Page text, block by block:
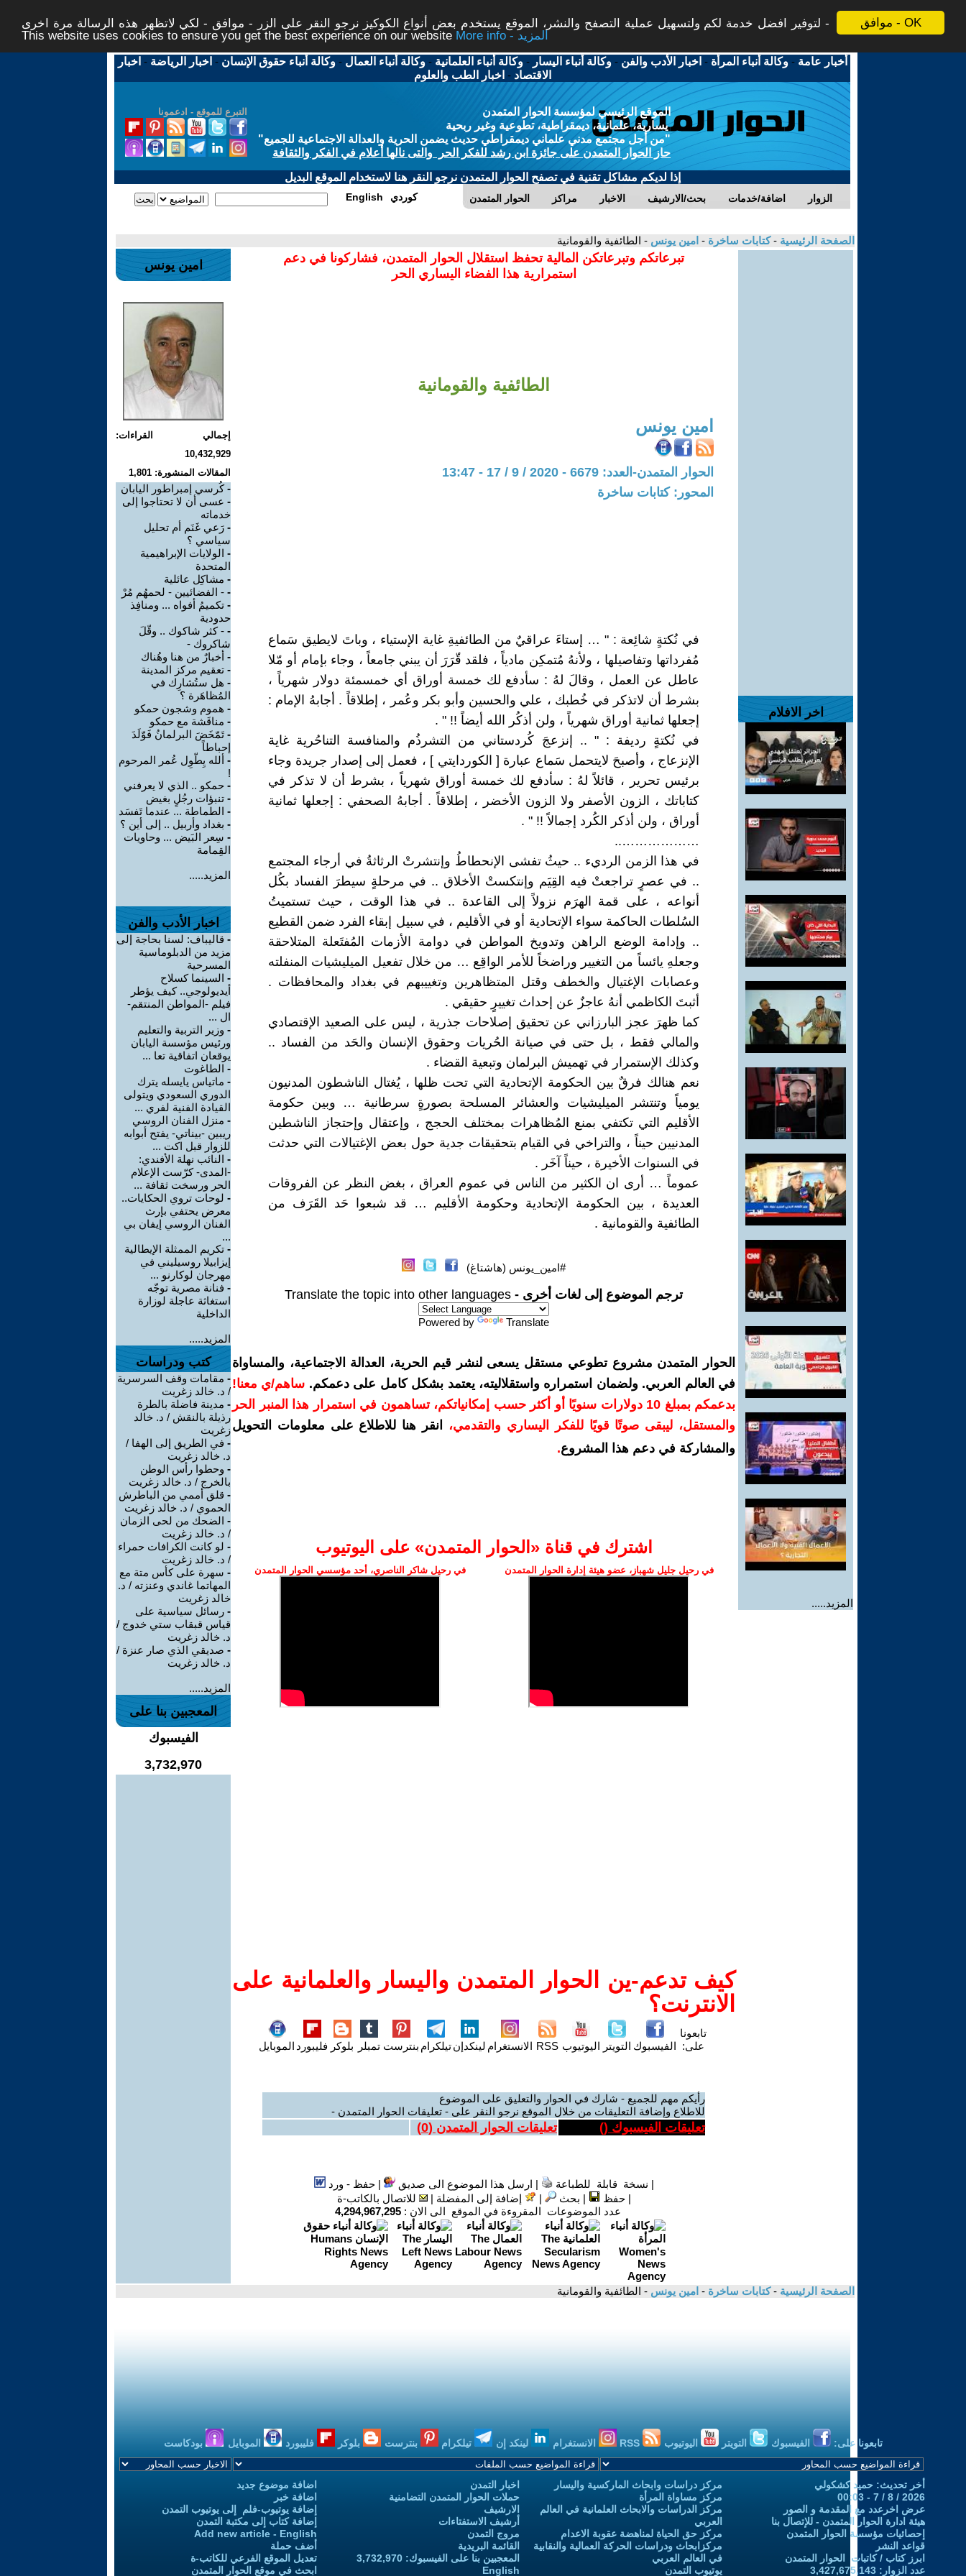
موافق - OK
لتوفير افضل خدمة لكم ولتسهيل عملية التصفح والنشر، الموقع يستخدم بعض أنواع الكوكيز نرجو النقر على الزر - موافق - لكي لاتظهر هذه الرسالة مرة اخرى -
This website uses cookies to ensure you get the best experience on our website
More info - المزيد
أخبار عامة -وكالة أنباء المرأة - اخبار الأدب والفن -وكالة أنباء اليسار -وكالة أنباء العلمانية -وكالة أنباء العمال -وكالة أنباء حقوق الإنسان - اخبار الرياضة - اخبار
الاقتصاد - اخبار الطب والعلوم
التبرع للموقع - ادعمونا
الموقع الرئيسي لمؤسسة الحوار المتمدن
يسارية، علمانية، ديمقراطية، تطوعية وغير ربحية
"من أجل مجتمع مدني علماني ديمقراطي حديث يضمن الحرية والعدالة الاجتماعية للجميع"
حاز الحوار المتمدن على جائزة ابن رشد للفكر الحر والتى نالها أعلام في الفكر والثقافة
إذا لديكم مشاكل تقنية في تصفح الحوار المتمدن نرجو النقر هنا لاستخدام الموقع البديل
الحوار المتمدن مراكز الاخبار بحث/الارشيف اضافة/خدمات الزوار English كوردي
الصفحة الرئيسية -كتابات ساخرة - امين يونس - الطائفية والقومانية
اخر الافلام
المزيد.....
تبرعاتكم وتبرعاتكن المالية تحفظ استقلال الحوار المتمدن، فشاركونا في دعم
استمرارية هذا الفضاء اليساري الحر
الطائفية والقومانية
امين يونس
الحوار المتمدن-العدد: 6679 - 2020 / 9 / 17 - 13:47
المحور: كتابات ساخرة
في نُكتةٍ شائِعة : " … إستاءَ عراقيٌ من الطائفيةِ غاية الإستياء ، وباتَ لايطيق سَماع
مُفرداتها وتفاصيلها ، ولأنهُ مُتمكِن مادياً ، فلقد قّرَرَ أن يبني جامعاً ، وجاء بإمام أو مّلا
عاطل عن العمل ، وقالَ لهُ : سأدفع لك خمسة أوراق أي خمسمئة دولار شهرياً ،
بشرط أن لاتذكر في خُطبك ، علي والحسين وأبو بكر وعُمر ، إطلاقاً . أجابهُ الإمام :
إجعلها ثمانية أوراق شهرياً ، ولن أذكُر الله أيضاً !! " .
في نُكتةٍ رديفة : " .. إنزعجَ كُردستاني من التشرذُم والمنافسة التناحُرية غاية
الإنزعاج ، وأصبحَ لايتحمل سَماع عبارة [ الكوردايتي ] ، فعمل إلى إصدار جريدة وجاء
برئيس تحرير ، قائلاً لهُ : سأدفع لك خمسة أوراق شهرياً ، بشرط أن لا تذكر في
كتاباتك ، الزون الأصفر ولا الزون الأخضر ، إطلاقاً . أجابهُ الصحفي : إجعلها ثمانية
أوراق ، ولن أذكر الكُرد إجمالاً !! " .
………………..
في هذا الزمن الرديء .. حيثُ تفشى الإنحطاطُ وإنتشرتْ الرثاثةُ في أرجاء المجتمع
.. في عصرٍ تراجعتْ فيه القِيَم وإنتكستْ الأخلاق .. في مرحلةٍ سيطرَ الفساد بكُل
أنواعه ، على قمة الهرَم نزولاً إلى القاعدة .. في هذا الوقت ، حيث تستميتُ
السُلطات الحاكمة سواء الإتحادية أو في الأقليم ، في سبيل إبقاء الفرد ضمن القطيع
.. وإدامة الوضع الراهن وتدويخ المواطن في دوامة الأزمات المُفتَعلة المتلاحقة
وجعلهِ يائساً من التغيير وراضخاً للأمر الواقِع … من خلال تفعيل الميليشيات المنفلته
وعصابات الإغتيال والخطف وقتل المتظاهرين وتغييبهم في بغداد والمحافظات .
أثبتَ الكاظمي أنهُ عاجزٌ عن إحداث تغييرٍ حقيقي .
كما ظهرَ عجز البارزاني عن تحقيق إصلاحات جذرية ، ليس على الصعيد الإقتصادي
والمالي فقط ، بل حتى في صيانة الحُريات وحقوق الإنسان والحَد من الفساد ..
وكذلك الإستمرار في تهميش البرلمان وتبعية القضاء .
نعم هنالك فرقٌ بين الحكومة الإتحادية التي تحت ظلها ، يُغتال الناشطون المدنيون
يومياً وتنتشر الميليشيات والعشائر المسلحة بصورةٍ سرطانية … وبين حكومة
الأقليم التي تكتفي بمنع المُظاهرات بمختلف الحجج ، وإعتقال وإحتجاز الناشطين
المدنيين حيناً ، والتراخي في القيام بتحقيقات جدية حول بعض الإغتيالات التي حدثت
في السنوات الأخيرة ، حيناً آخَر .
عموماً … أرى ان الكثير من الناس في عموم العراق ، بغض النظر عن الفروقات
العديدة ، بين الحكومة الإتحادية وحكومة الأقليم … قد شبعوا حَد القَرَف من
الطائفية والقومانية .
#امين_يونس (هاشتاغ)
ترجم الموضوع إلى لغات أخرى - Translate the topic into other languages
Powered by Translate
الحوار المتمدن مشروع تطوعي مستقل يسعى لنشر قيم الحرية، العدالة الاجتماعية، والمساواة
في العالم العربي. ولضمان استمراره واستقلاليته، يعتمد بشكل كامل على دعمكم. ساهم/ي معنا!
بدعمكم بمبلغ 10 دولارات سنويًا أو أكثر حسب إمكانياتكم، تساهمون في استمرار هذا المنبر الحر
والمستقل، ليبقى صوتًا قويًا للفكر اليساري والتقدمي،
انقر هنا للاطلاع على معلومات التحويل
والمشاركة في دعم هذا المشروع.
اشترك في قناة ‫«الحوار المتمدن» على اليوتيوب
في رحيل جليل شهباز، عضو هيئة إدارة الحوار المتمدن في رحيل شاكر الناصري، أحد مؤسسي الحوار المتمدن
كيف تدعم-ين الحوار المتمدن واليسار والعلمانية على
الانترنت؟
تابعونا
على: الفيسبوك التويتر اليوتيوب RSS الانستغرام لينكدإنتيلكرام بنترست تمبلر بلوكر فليبورد الموبايل
رأيكم مهم للجميع - شارك في الحوار والتعليق على الموضوع
للاطلاع وإضافة التعليقات من خلال الموقع نرجو النقر على - تعليقات الحوار المتمدن -
تعليقات الفيسبوك () تعليقات الحوار المتمدن (0
)
| نسخة قابلة للطباعة | ارسل هذا الموضوع الى صديق |حفظ - ورد
|حفظ | بحث | إضافة إلى المفضلة |
للاتصال بالكاتب-ة
عدد الموضوعات المقروءة في الموقع الى الان : 4,294,967,295
امين يونس
إجمالي القراءات:
10,432,929
المقالات المنشورة: 1,801
-كُرسي إمبراطور اليابان
- عسى أن لا تحتاجوا إلى
خدماته
- رَعي غَنَم أم تحليل
سياسي ؟
- الولايات الإبراهيمية
المتحدة
- مشاكِل عائلية
- - الفضائيين - لحمهُم مُرْ
- تكميمُ أفواه ... ومنافِذ
حدودية
- - كثر شاكوك .. وقّلَ
شاكروك -
- أخبارٌ من هنا وهُناك
- تعقيم مركز المدينة
- هل ستُشارِك في
المُظاهَرة ؟
- هموم وشجون حمكو
- مناقَشة مع حمكو
- تَمّخَضَ البرلمانُ فَوّلَدَ
إحباطاً
- ألله يِطّوِل عُمر المرحوم
!
- حمكو .. الذي لا يعرفني
- تنبؤات رجُلٍ بغيض
- الطماطة ... عندما تَفسَد
- بغداد وأربيل .. إلى أين ؟
- سِعر البَيض ... وحاويات
القِمامة
المزيد.....
اخبار الأدب والفن
- قاليباف: لسنا بحاجة إلى
مزيد من الدبلوماسية
المسرحية
- السينما كسلاح
أيديولوجي.. كيف يؤطر
فيلم -المواطن المنتقم-
ال ...
- وزير التربية والتعليم
ورئيس مؤسسة اليابان
يوقعان اتفاقية تعا ...
- الطاغوت
- ماتياس يايسله يترك
الدوري السعودي ويتولى
القيادة الفنية لفري ...
- منزل الفنان الروسي
ريبين -بيناتي- يفتح أبوابه
للزوار قبل اكت ...
- النائب نهلة الأفندي:
-المدى- كرّست الإعلام
الحر ورسخت ثقافة ...
- لوحات تروي الحكايات..
معرض يحتفي بإرث
الفنان الروسي إيفان بي
...
- تكريم الممثلة الإيطالية
إيزابيلا روسيليني في
مهرجان لوكارنو ...
- فنانة مصرية توجّه
استغاثة عاجلة لوزارة
الداخلية
المزيد.....
كتب ودراسات
- مقامات وقف السرسرية
/ د. خالد زغريت
- مدينة فاضلة بالطرة
رذيلة بالنقش / د. خالد
زغريت
- في الطريق إلى الهفا /
د. خالد زغريت
- وحطوا رأس الوطن
بالخرج / د. خالد زغريت
- قلق أممي من الباطرش
الحموي / د. خالد زغريت
- الضحك من لحى الزمان
/ د. خالد زغريت
- لو كانت الكرافات حمراء
/ د. خالد زغريت
- سهرة على كأس متة مع
المهاتما غاندي وعنزته / د.
خالد زغريت
- رسائل سياسية على
قياس قبقاب ستي خدوج /
د. خالد زغريت
- صديقي الذي صار عنزة /
د. خالد زغريت
المزيد.....
المعجبين بنا على
الفيسبوك
3,732,970
الصفحة الرئيسية -كتابات ساخرة - امين يونس - الطائفية والقومانية
تابعونا على: الفيسبوك التويتر اليوتيوب الانستغرام لينكد إن تيلكرام بنترست بلوكر فليبورد الموبايل بودكاست
أخر تحديث: حميد كشكولي
2026 / 8 / 7 - 00:03
عرض اخرعدد مع المقدمة و الصور
هيئة ادارة الحوار المتمدن - للإتصال بنا
إحصائيات مؤسسة الحوار المتمدن
قواعد النشر
ابرز كتاب / كاتبات الحوار المتمدن
عدد الزوار: 3,427,675,143
مركز دراسات وابحاث الماركسية واليسار
مركز مساواة المرأة
مركز الدراسات والابحاث العلمانية في العالم
العربي
مركز حق الحياة لمناهضة عقوبة الاعدام
مركزابحاث ودراسات الحركة العمالية والنقابية
في العالم العربي
يوتيوب التمدن
اخبار التمدن
حملات الحوار المتمدن التضامنية
الارشيف
أرشيف الاستفتاءات
مروج التمدن
القائمة البريدية
المعجبين بنا على الفيسبوك: 3,732,970
English
اضافة موضوع جديد
اضافة خبر
إضافة يوتيوب-فلم إلى يوتيوب التمدن
إضافة كتاب إلى مكتبة التمدن
Add new article - English
أضف حملة
تعديل الموقع الفرعي للكاتب-ة
ابحث في موقع الحوار المتمدن